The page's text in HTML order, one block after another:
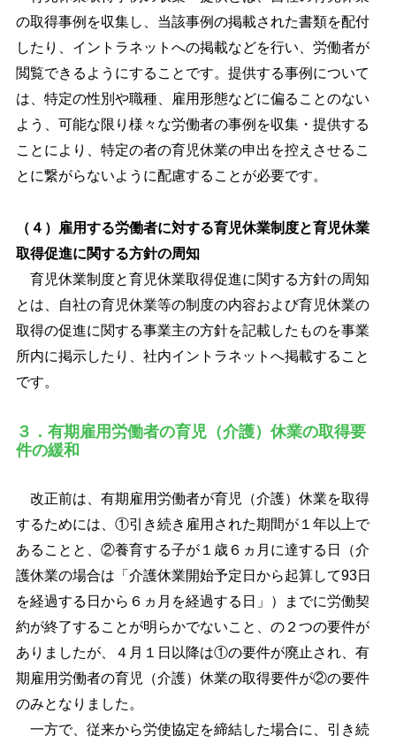
の取得事例を収集し、当該事例の掲載された書類を配付
したり、イントラネットへの掲載などを行い、労働者が
閲覧できるようにすることです。提供する事例について
は、特定の性別や職種、雇用形態などに偏ることのない
よう、可能な限り様々な労働者の事例を収集・提供する
ことにより、特定の者の育児休業の申出を控えさせるこ
とに繋がらないように配慮することが必要です。
（４）雇用する労働者に対する育児休業制度と育児休業
取得促進に関する方針の周知
育児休業制度と育児休業取得促進に関する方針の周知
とは、自社の育児休業等の制度の内容および育児休業の
取得の促進に関する事業主の方針を記載したものを事業
所内に掲示したり、社内イントラネットへ掲載すること
です。
３．有期雇用労働者の育児（介護）休業の取得要
件の緩和
改正前は、有期雇用労働者が育児（介護）休業を取得
するためには、①引き続き雇用された期間が１年以上で
あることと、②養育する子が１歳６ヵ月に達する日（介
護休業の場合は「介護休業開始予定日から起算して93日
を経過する日から６ヵ月を経過する日」）までに労働契
約が終了することが明らかでないこと、の２つの要件が
ありましたが、４月１日以降は①の要件が廃止され、有
期雇用労働者の育児（介護）休業の取得要件が②の要件
のみとなりました。
一方で、従来から労使協定を締結した場合に、引き続